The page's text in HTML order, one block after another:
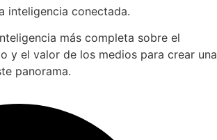
inteligencia conectada.
más completa sobre el
y el valor de los medios para crear una
panorama.